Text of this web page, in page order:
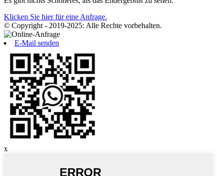
Klicken Sie hier für eine Anfrage.
© Copyright - 2019-2025: Alle Rechte vorbehalten.
E-Mail senden
x